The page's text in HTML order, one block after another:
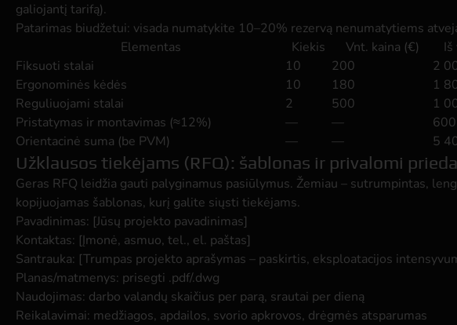
galiojantį tarifą).
Patarimas biudžetui: visada numatykite 10–20% rezervą nenumatytiems
Elementas
Kiekis Vnt. kaina (€)
Iš
Fiksuoti stalai
10 200
2
Ergonominės kėdės
10 180
1
Reguliuojami stalai
2 500
1
Pristatymas ir montavimas (≈12%)
— —
600
Orientacinė suma (be PVM)
— — 5
Užklausos tiekėjams (RFQ): šablonas ir privalomi
Geras RFQ leidžia gauti palyginamus pasiūlymus. Žemiau – sutrumpintas,
kopijuojamas šablonas, kurį galite siųsti tiekėjams.
Pavadinimas: [Jūsų projekto pavadinimas]
Kontaktas: [Įmonė, asmuo, tel., el. paštas]
Santrauka: [Trumpas projekto aprašymas – paskirtis, eksploatacijos
Planas/matmenys: prisegti .pdf/.dwg
Naudojimas: darbo valandų skaičius per parą, srautai per dieną
Reikalavimai: medžiagos, apdailos, svorio apkrovos, drėgmės atsparumas